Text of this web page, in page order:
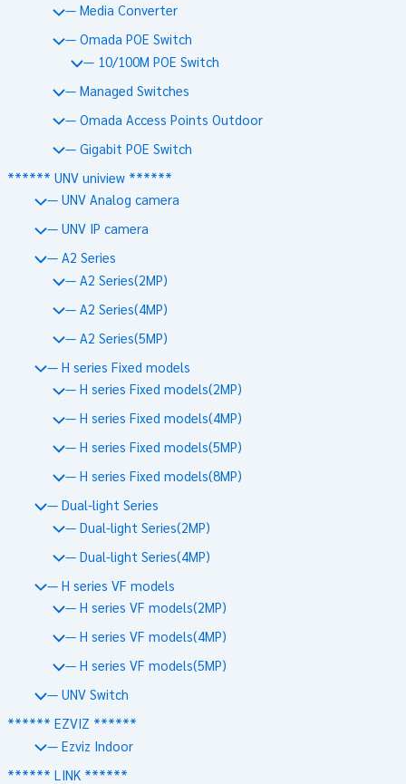
— Media Converter
— Omada POE Switch
— 10/100M POE Switch
— Managed Switches
— Omada Access Points Outdoor
— Gigabit POE Switch
****** UNV uniview ******
— UNV Analog camera
— UNV IP camera
— A2 Series
— A2 Series(2MP)
— A2 Series(4MP)
— A2 Series(5MP)
— H series Fixed models
— H series Fixed models(2MP)
— H series Fixed models(4MP)
— H series Fixed models(5MP)
— H series Fixed models(8MP)
— Dual-light Series
— Dual-light Series(2MP)
— Dual-light Series(4MP)
— H series VF models
— H series VF models(2MP)
— H series VF models(4MP)
— H series VF models(5MP)
— UNV Switch
****** EZVIZ ******
— Ezviz Indoor
****** LINK ******